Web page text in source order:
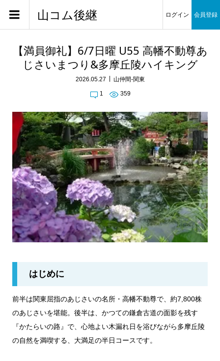
山コム後継 ログイン 会員登録
【満員御礼】6/7日曜 U55 高幡不動尊あ
じさいまつり&多摩丘陵ハイキング
2026.05.27 山仲間-関東
1 359
はじめに
前半は関東屈指のあじさいの名所・高幡不動尊で、約7,800株
のあじさいを堪能。後半は、かつての鎌倉古道の面影を残す
『かたらいの路』で、心地よい木漏れ日を浴びながら多摩丘陵
の自然を満喫する、大満足の半日コースです。